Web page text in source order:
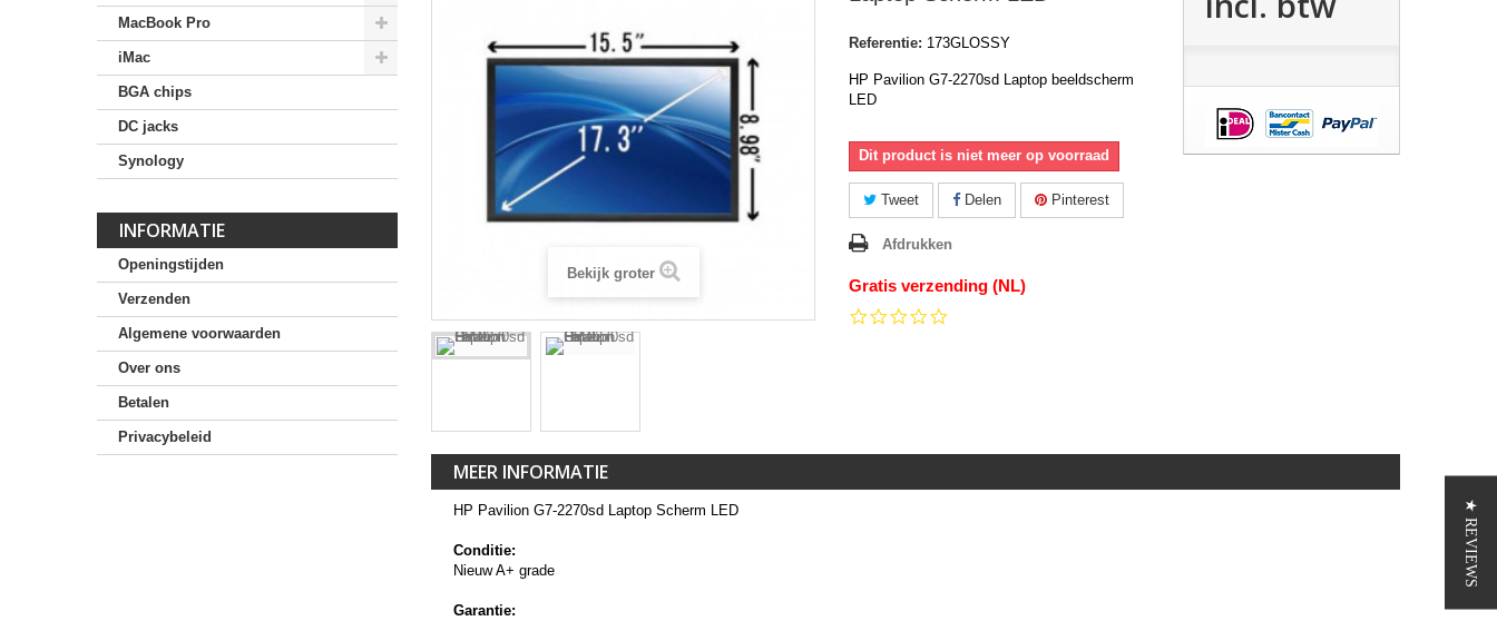
MacBook Pro
iMac
BGA chips
DC jacks
Synology
INFORMATIE
Openingstijden
Verzenden
Algemene voorwaarden
Over ons
Betalen
Privacybeleid
Bekijk groter
Referentie: 173GLOSSY
HP Pavilion G7-2270sd Laptop beeldscherm
LED
Dit product is niet meer op voorraad
Tweet Delen Pinterest
Afdrukken
Gratis verzending (NL)
MEER INFORMATIE
HP Pavilion G7-2270sd Laptop Scherm LED
Conditie:
Nieuw A+ grade
Garantie:
★ REVIEWS